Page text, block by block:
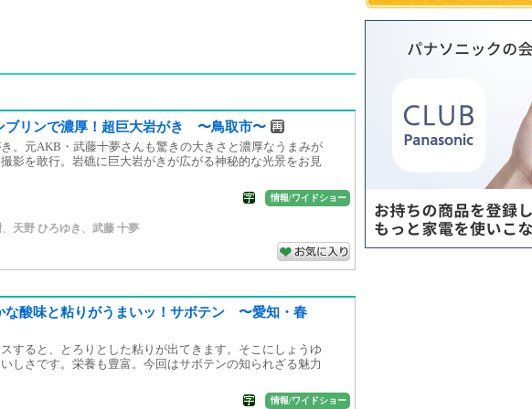
リンで濃厚！超巨大岩がき 〜鳥取市〜
。元AKB・武藤十夢さんも驚きの大きさと濃厚なうまみが
影を敢行。岩礁に巨大岩がきが広がる神秘的な光景をお見
情報/ワイドショー
、 天野 ひろゆき 、 武藤 十夢
酸味と粘りがうまいッ！サボテン 〜愛知・春
すると、とろりとした粘りが出てきます。そこにしょうゆ
しさです。栄養も豊富。今回はサボテンの知られざる魅力
情報/ワイドショー